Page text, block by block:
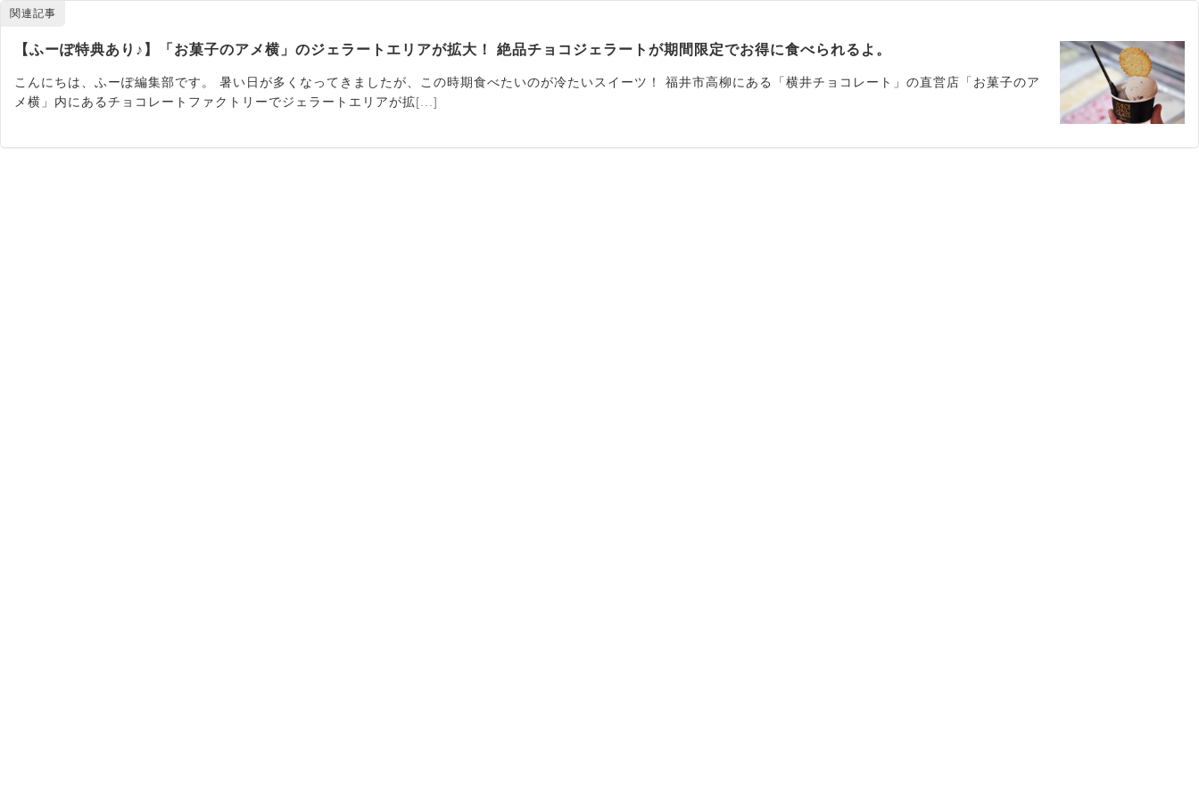
関連記事
【ふーぽ特典あり♪】「お菓子のアメ横」のジェラートエリアが拡大！ 絶品チョコジェラートが期間限定でお得に食べられるよ。
こんにちは、ふーぽ編集部です。 暑い日が多くなってきましたが、この時期食べたいのが冷たいスイーツ！ 福井市高柳にある「横井チョコレート」の直営店「お菓子のア
メ横」内にあるチョコレートファクトリーでジェラートエリアが拡[...]